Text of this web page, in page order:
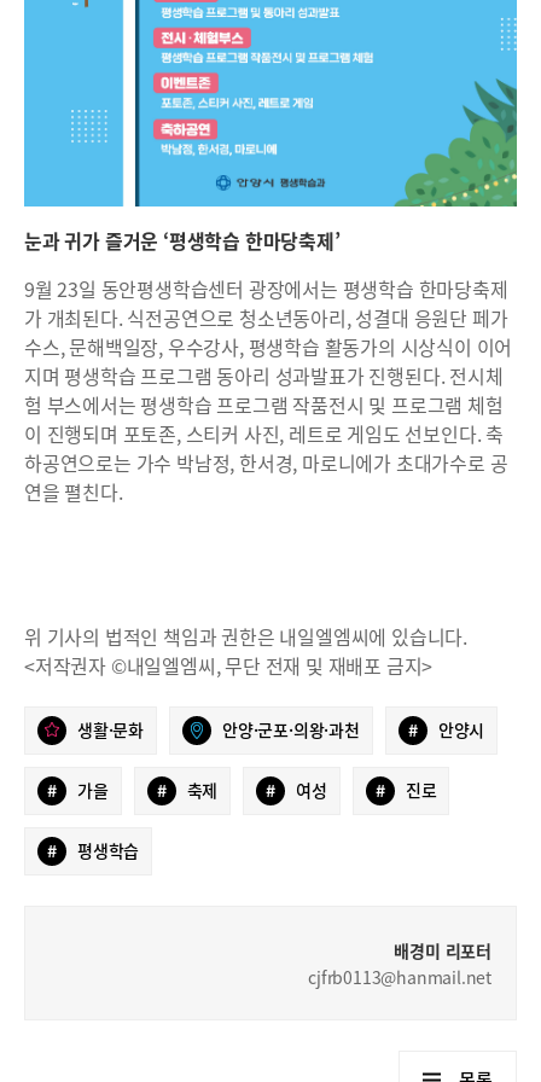
눈과 귀가 즐거운 ‘평생학습 한마당축제’
9월 23일 동안평생학습센터 광장에서는 평생학습 한마당축제
가 개최된다. 식전공연으로 청소년동아리, 성결대 응원단 페가
수스, 문해백일장, 우수강사, 평생학습 활동가의 시상식이 이어
지며 평생학습 프로그램 동아리 성과발표가 진행된다. 전시체
험 부스에서는 평생학습 프로그램 작품전시 및 프로그램 체험
이 진행되며 포토존, 스티커 사진, 레트로 게임도 선보인다. 축
하공연으로는 가수 박남정, 한서경, 마로니에가 초대가수로 공
연을 펼친다.
위 기사의 법적인 책임과 권한은 내일엘엠씨에 있습니다.
<저작권자 ©내일엘엠씨, 무단 전재 및 재배포 금지>
생활·문화 안양·군포·의왕·과천 # 안양시
# 가을 # 축제 # 여성 # 진로
# 평생학습
배경미 리포터
cjfrb0113@hanmail.net